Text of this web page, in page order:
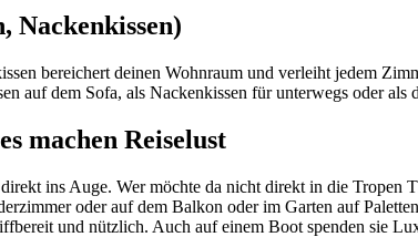
Nackenkissen)
bereichert deinen Wohnraum und verleiht jedem
auf dem Sofa, als Nackenkissen für unterwegs oder
machen Reiselust
ins Auge. Wer möchte da nicht direkt in die Tropen
oder auf dem Balkon oder im Garten auf
und nützlich. Auch auf einem Boot spenden sie